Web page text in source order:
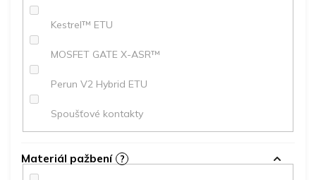
Kestrel™ ETU
MOSFET GATE X-ASR™
Perun V2 Hybrid ETU
Spoušťové kontakty
Materiál pažbení ?